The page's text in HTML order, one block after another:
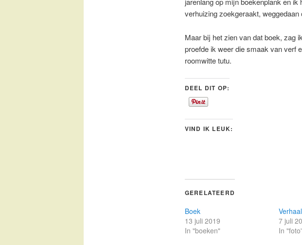
verhuizing zoekgeraakt,
Maar bij het zien van dat boek, zag
proefde ik weer die smaak van verf
roomwitte tutu.
DEEL DIT OP:
VIND IK LEUK:
GERELATEERD
Boek
13 juli 2019
In "boeken"
Verhaal
7 juli
In